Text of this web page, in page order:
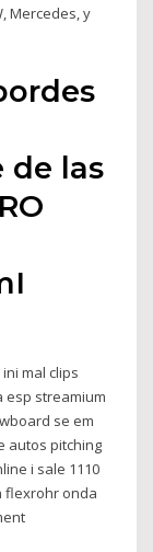
Mercedes, y
de las
mal clips
esp streamium
se em
autos pitching
i sale 1110
flexrohr onda